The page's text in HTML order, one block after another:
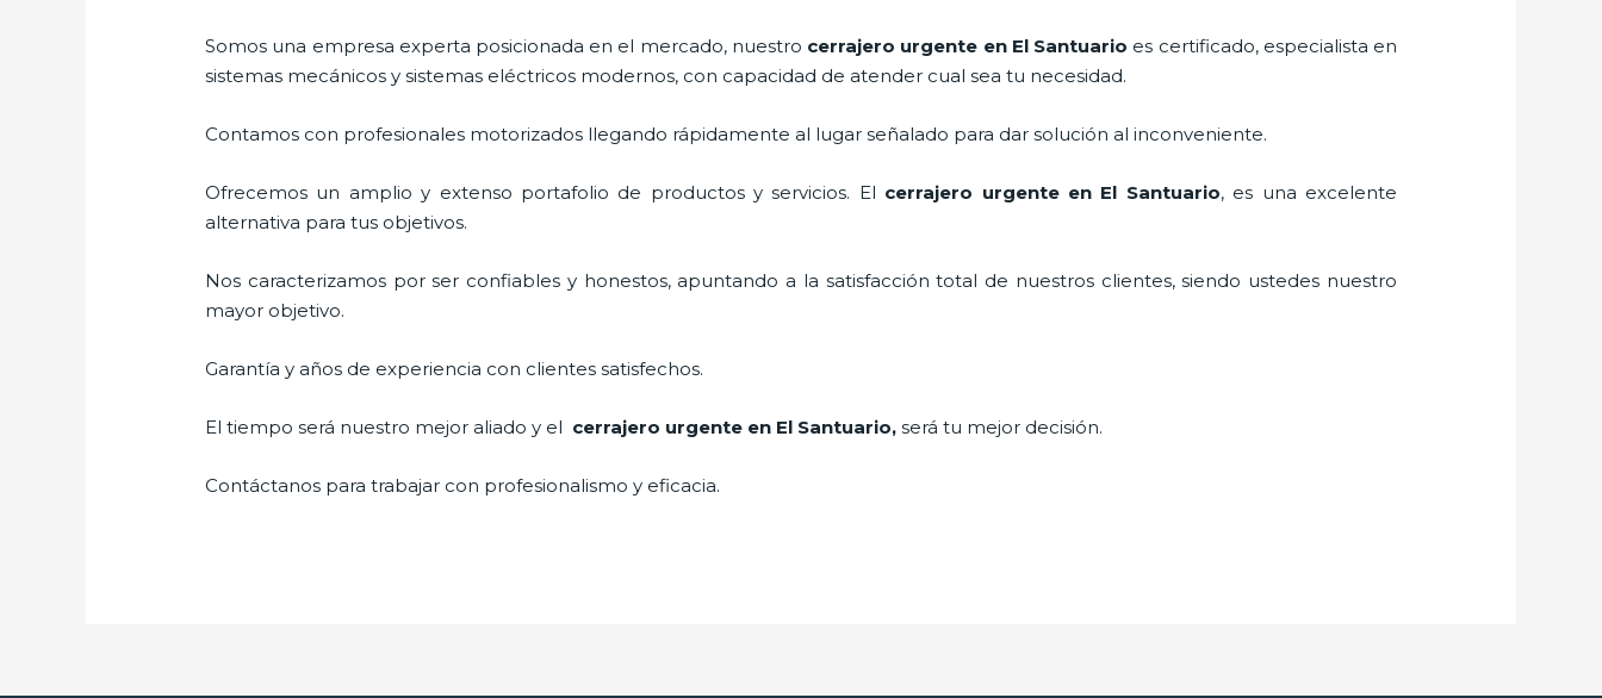
Somos una empresa experta posicionada en el mercado, nuestro cerrajero urgente en El Santuario es certificado, especialista en
sistemas mecánicos y sistemas eléctricos modernos, con capacidad de atender cual sea tu necesidad.
Contamos con profesionales motorizados llegando rápidamente al lugar señalado para dar solución al inconveniente.
Ofrecemos un amplio y extenso portafolio de productos y servicios. El cerrajero urgente en El Santuario, es una excelente
alternativa para tus objetivos.
Nos caracterizamos por ser confiables y honestos, apuntando a la satisfacción total de nuestros clientes, siendo ustedes nuestro
mayor objetivo.
Garantía y años de experiencia con clientes satisfechos.
El tiempo será nuestro mejor aliado y el cerrajero urgente en El Santuario,será tu mejor decisión.
Contáctanos para trabajar con profesionalismo y eficacia.